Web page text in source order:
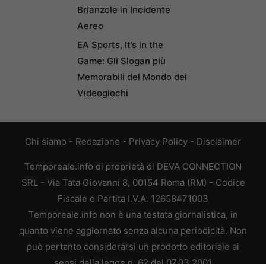
Brianzole in Incidente
Aereo
EA Sports, It’s in the
Game: Gli Slogan più
Memorabili del Mondo dei
Videogiochi
Chi siamo - Redazione - Privacy Policy - Disclaimer
Temporeale.info di proprietà di DEVA CONNECTION
SRL - Via Tata Giovanni 8, 00154 Roma (RM) - Codice
Fiscale e Partita I.V.A. 12658471003
Temporeale.info non è una testata giornalistica, in
quanto viene aggiornato senza alcuna periodicità. Non
può pertanto considerarsi un prodotto editoriale ai